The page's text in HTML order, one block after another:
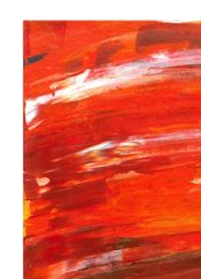
Hingabe
–
Die
Gabe
des
bedingungslosen
Seins